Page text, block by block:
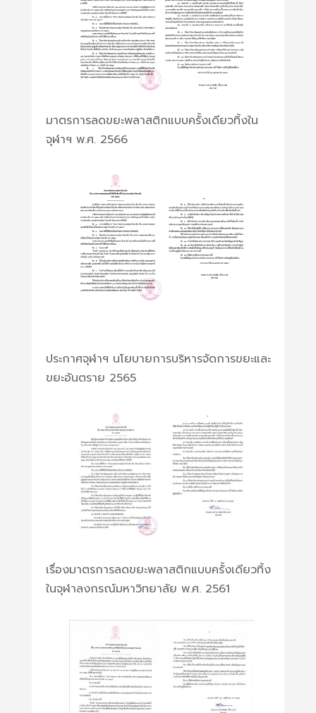
มาตรการลดขยะพลาสติกแบบครั้งเดียวทิ้งใน
จุฬาฯ พ.ศ. 2566
ประกาศจุฬาฯ นโยบายการบริหารจัดการขยะและ
ขยะอันตราย 2565
เรื่องมาตรการลดขยะพลาสติกแบบครั้งเดียวทิ้ง
ในจุฬาลงกรณ์มหาวิทยาลัย พ.ศ. 2561